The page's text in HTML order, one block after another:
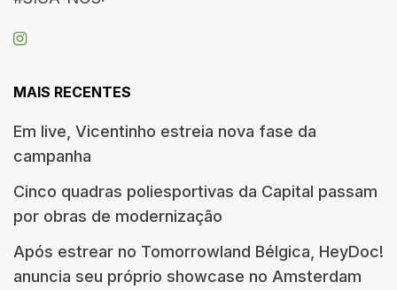
MAIS RECENTES
Em live, Vicentinho estreia nova fase da
campanha
Cinco quadras poliesportivas da Capital passam
por obras de modernização
Após estrear no Tomorrowland Bélgica, HeyDoc!
anuncia seu próprio showcase no Amsterdam